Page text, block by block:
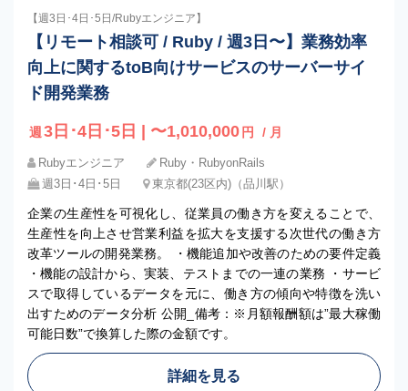
【週3日･4日･5日/Rubyエンジニア】
【リモート相談可 / Ruby / 週3日〜】業務効率
向上に関するtoB向けサービスのサーバーサイ
ド開発業務
週 3日･4日･5日 | 〜1,010,000 円 / 月
Rubyエンジニア
Ruby・RubyonRails
週3日･4日･5日
東京都(23区内)（品川駅）
企業の生産性を可視化し、従業員の働き方を変えることで、
生産性を向上させ営業利益を拡大を支援する次世代の働き方
改革ツールの開発業務。 ・機能追加や改善のための要件定義
・機能の設計から、実装、テストまでの一連の業務 ・サービ
スで取得しているデータを元に、働き方の傾向や特徴を洗い
出すためのデータ分析 公開_備考：※月額報酬額は”最大稼働
可能日数”で換算した際の金額です。
詳細を見る